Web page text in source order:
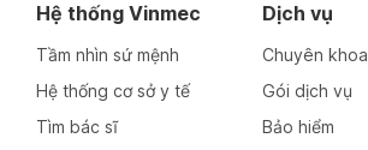
Hệ thống Vinmec
Tầm nhìn sứ mệnh
Hệ thống cơ sở y tế
Tìm bác sĩ
Dịch vụ
Chuyên khoa
Gói dịch vụ
Bảo hiểm